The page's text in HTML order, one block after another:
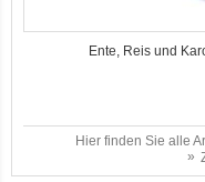
Ente, Reis und
Hier finden Sie alle